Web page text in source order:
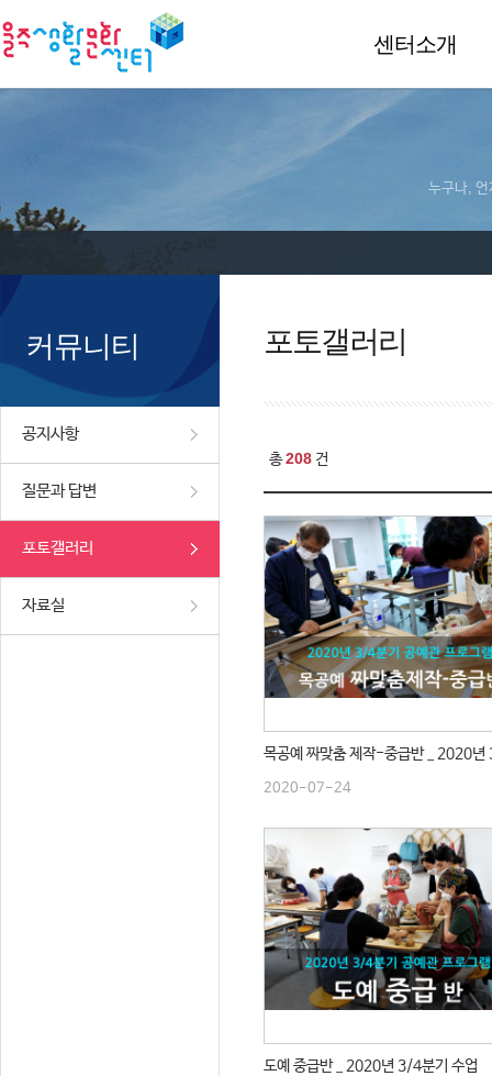
센터소개
누구나, 언
커뮤니티
공지사항
질문과 답변
포토갤러리
자료실
포토갤러리
총208 건
2020-07-24
도예 중급반 _ 2020년 3/4분기 수업